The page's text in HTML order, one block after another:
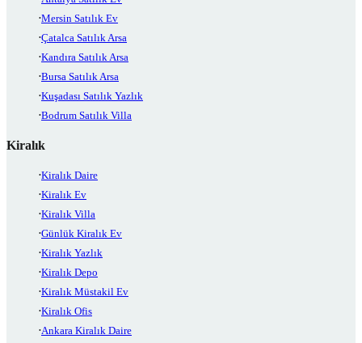
Mersin Satılık Ev
Çatalca Satılık Arsa
Kandıra Satılık Arsa
Bursa Satılık Arsa
Kuşadası Satılık Yazlık
Bodrum Satılık Villa
Kiralık
Kiralık Daire
Kiralık Ev
Kiralık Villa
Günlük Kiralık Ev
Kiralık Yazlık
Kiralık Depo
Kiralık Müstakil Ev
Kiralık Ofis
Ankara Kiralık Daire